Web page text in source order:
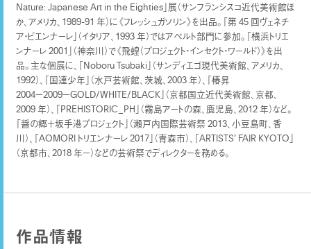
Nature: Japanese Art in the Eighties」展（サンフランシスコ近代美術館ほ
か、アメリカ、1989-91 年）に《フレッシュガソリン》を出品。「第 45 回ヴェネチ
ア・ビエンナーレ」（イタリア、1993 年）ではアペルト部⾨に参加。「横浜トリエ
ンナーレ 2001」（神奈川）で《⾶蝗（プロジェクト・インセクト・ワールド）》を出
品。主な個展に、「Noboru Tsubaki」（サンディエゴ現代美術館、アメリカ、
1992）、「国連少年」（⽔⼾芸術館、茨城、2003 年）、「椿昇
2004−2009−GOLD/WHITE/BLACK」（京都国⽴近代美術館、京都、
2009 年）、「PREHISTORIC_PH」（霧島アートの森、⿅児島、2012 年）など。
「醤の郷＋坂⼿港プロジェクト」（瀬⼾内国際芸術祭 2013、⼩⾖島町、⾹
川）、「AOMORI トリエンナーレ 2017」（⻘森市）、「ARTISTSʼ FAIR KYOTO」
（京都市、2018 年−）などの芸術祭でディレクターを務める。
作品情報